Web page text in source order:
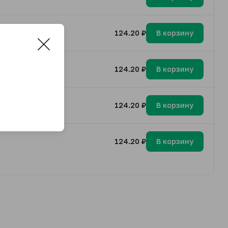
124.20 ₽ В корзину
124.20 ₽ В корзину
124.20 ₽ В корзину
124.20 ₽ В корзину